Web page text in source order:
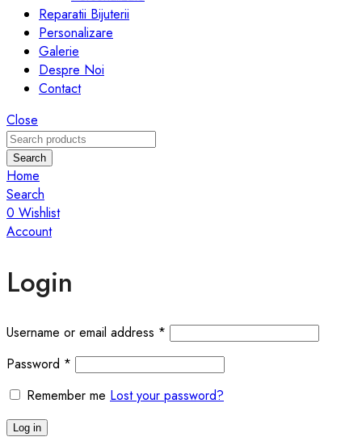
Reparatii Bijuterii
Personalizare
Galerie
Despre Noi
Contact
Close
Search
Home
Search
0 Wishlist
Account
Login
Username or email address * Required
Password * Required
Remember me Lost your password?
Log in